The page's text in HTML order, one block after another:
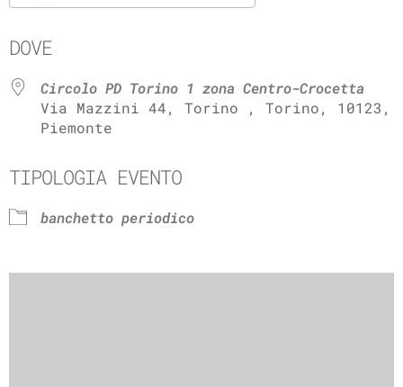
DOVE
Circolo PD Torino 1 zona Centro-Crocetta
Via Mazzini 44, Torino , Torino, 10123,
Piemonte
TIPOLOGIA EVENTO
banchetto periodico